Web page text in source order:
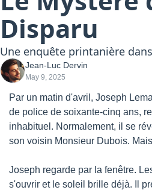
Disparu
Une enquête printanière
Jean-Luc Dervin
May 9, 2025
Par un matin d'avril, Joseph
de police de soixante-cinq ans,
inhabituel. Normalement, il se
son voisin Monsieur Dubois.
Joseph regarde par la fenêtre.
s'ouvrir et le soleil brille déjà. Il